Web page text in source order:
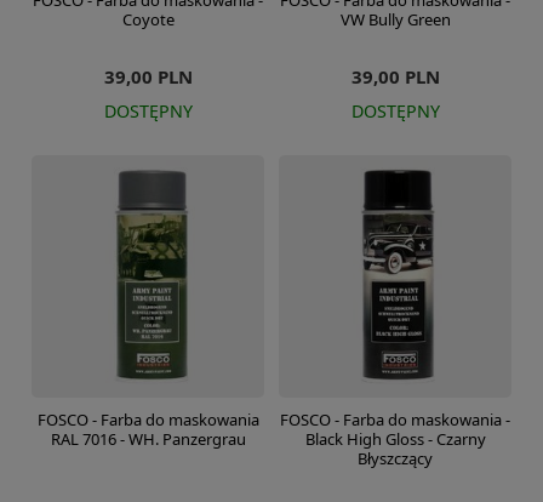
Coyote
39,00 PLN
DOSTĘPNY
VW Bully Green
39,00 PLN
DOSTĘPNY
FOSCO - Farba do maskowania
RAL 7016 - WH. Panzergrau
FOSCO - Farba do maskowania -
Black High Gloss - Czarny
Błyszczący